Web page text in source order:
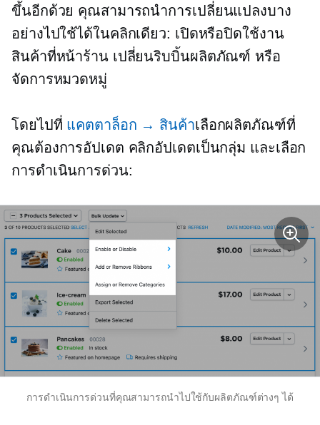
ขึ้นอีกด้วย คุณสามารถนำการเปลี่ยนแปลงบาง
อย่างไปใช้ได้ในคลิกเดียว: เปิดหรือปิดใช้งาน
สินค้าที่หน้าร้าน เปลี่ยนริบบิ้นผลิตภัณฑ์ หรือ
จัดการหมวดหมู่
โดยไปที่ แคตตาล็อก → สินค้าเลือกผลิตภัณฑ์ที่
คุณต้องการอัปเดต คลิกอัปเดตเป็นกลุ่ม และเลือก
การดำเนินการด่วน:
การดำเนินการด่วนที่คุณสามารถนำไปใช้กับผลิตภัณฑ์ต่างๆ ได้